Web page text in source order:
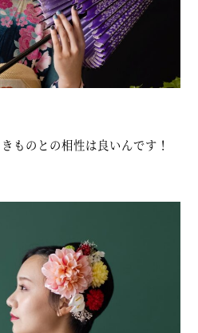
ものとの相性は良いんです！